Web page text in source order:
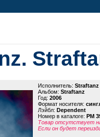
Исполнитель: Straftanz
Альбом: Straftanz
Год: 2006
Формат носителя:
Лэйбл: Dependent
Номер в каталоге: PM
Товар отсутствует
Если он будет